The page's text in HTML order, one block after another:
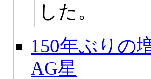
した。
150年ぶりの
AG星